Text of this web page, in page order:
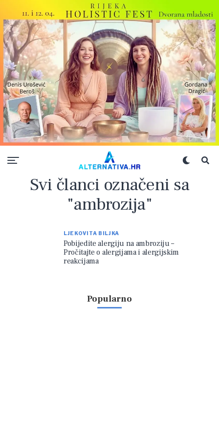
Svi članci označeni sa
"ambrozija"
LJEKOVITA BILJKA
Pobijedite alergiju na ambroziju –
Pročitajte o alergijama i alergijskim
reakcijama
Popularno